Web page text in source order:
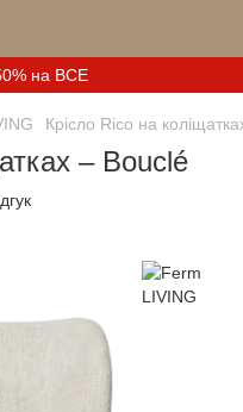
на ВСЕ
Крісло Rico на
– Bouclé